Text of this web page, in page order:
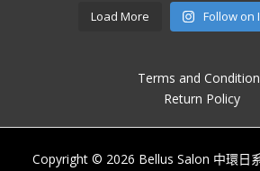
Load More Follow on
Terms and
Return Policy
Copyright © 2026 Bellus Salon 中環日